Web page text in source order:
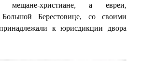
мещане-христиане, а евреи,
Берестовице, cо своими
к юрисдикции двора